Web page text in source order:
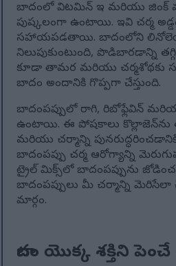
బాదంలో విటమిన్ ఇ మరియు జింక్
పుష్కలంగా ఉంటాయి. ఇవి చర్మ
సహాయపడతాయి. బాదంలోని
నిలుపుకుంటుంది, పొడిబారడాన్ని
కూడా తామర మరియు చర్మశోథకు
బాదం అందానికి గొప్పగా చేస్తుంది.
బాదంపప్పులో రాగి, రిబోఫ్లేవిన్
ఉంటాయి. ఈ పోషకాలు
మరియు చర్మాన్ని
బాదంపప్పు చర్మ ఆరోగ్యాన్ని
ట్రైల్ మిక్స్‌లో బాదంపప్పును
బాదంపప్పులు మీ చర్మాన్ని
మార్గం.
బాదం యొక్క శక్తిని పెంచే